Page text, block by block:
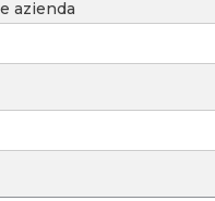
azienda